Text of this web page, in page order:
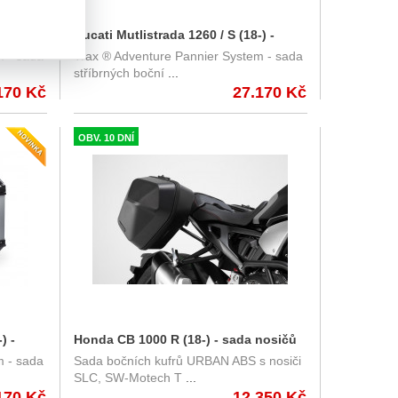
- sada
Kč
Ducati Mutlistrada 1260 / S (18-) -
sada bočních kufrů 37/37 l. TRAX
Adventure s nosičem - stříbrné
Trax ® Adventure Pannier System - sada
stříbrných boční
27.170 Kč
-
- sada
OBV. 10 DNÍ
Honda CB 1000 R (18-) - sada nosičů
a kufrů URBAN ABS, SW-Motech
BC.HTA.01.903.30000/B
Sada bočních kufrů URBAN ABS s nosiči
SLC, SW-Motech T